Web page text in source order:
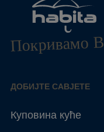
Покривамо
ДОБИЈТЕ САВЈЕТЕ
Куповина куће